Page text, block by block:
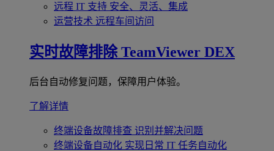
远程 IT 支持 安全、灵活、集成
运营技术 远程车间访问
实时故障排除 TeamViewer DEX
后台自动修复问题，保障用户体验。
了解详情
终端设备故障排查 识别并解决问题
终端设备自动化 实现日常 IT 任务自动化